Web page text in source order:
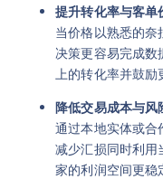
提升转化率与客单
当价格以熟悉的
决策更容易完成
上的转化率并鼓励
降低交易成本与风
通过本地实体或合
减少汇损同时利用
家的利润空间更稳